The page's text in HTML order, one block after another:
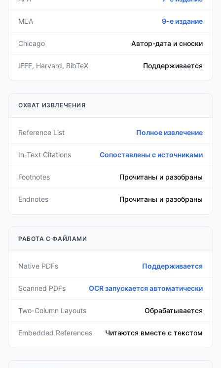
MLA 9-е издание
Chicago Автор-дата и сноски
IEEE, Harvard, BibTeX Поддерживается
ОХВАТ ИЗВЛЕЧЕНИЯ
Reference List Полное извлечение
In-Text Citations Сопоставлены с источниками
Footnotes Прочитаны и разобраны
Endnotes Прочитаны и разобраны
РАБОТА С ФАЙЛАМИ
Native PDFs Поддерживается
Scanned PDFs OCR запускается автоматически
Two-Column Layouts Обрабатывается
Embedded References Читаются вместе с текстом